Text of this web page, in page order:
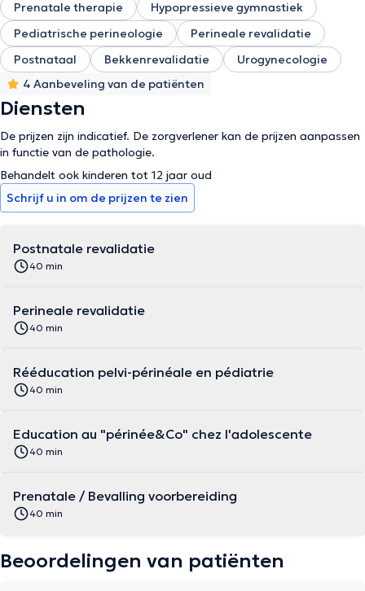
Prenatale therapie
Hypopressieve gymnastiek
Pediatrische perineologie
Perineale revalidatie
Postnataal
Bekkenrevalidatie
Urogynecologie
4 Aanbeveling van de patiënten
Diensten
De prijzen zijn indicatief. De zorgverlener kan de prijzen aanpassen
in functie van de pathologie.
Behandelt ook kinderen tot 12 jaar oud
Schrijf u in om de prijzen te zien
Postnatale revalidatie
40 min
Perineale revalidatie
40 min
Rééducation pelvi-périnéale en pédiatrie
40 min
Education au "périnée&Co" chez l'adolescente
40 min
Prenatale / Bevalling voorbereiding
40 min
Beoordelingen van patiënten